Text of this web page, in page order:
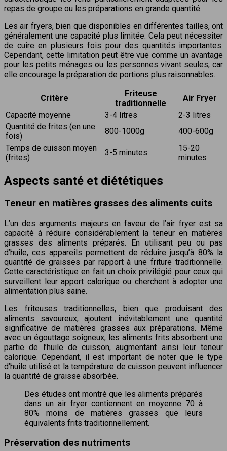
repas de groupe ou les préparations en grande quantité.
Les air fryers, bien que disponibles en différentes tailles, ont
généralement une capacité plus limitée. Cela peut nécessiter
de cuire en plusieurs fois pour des quantités importantes.
Cependant, cette limitation peut être vue comme un avantage
pour les petits ménages ou les personnes vivant seules, car
elle encourage la préparation de portions plus raisonnables.
Critère
Friteuse
traditionnelle
Air Fryer
Capacité moyenne
3-4 litres
2-3 litres
Quantité de frites (en une
fois)
800-1000g
400-600g
Temps de cuisson moyen
(frites)
3-5 minutes
15-20
minutes
Aspects santé et diététiques
Teneur en matières grasses des aliments cuits
L’un des arguments majeurs en faveur de l’air fryer est sa
capacité à réduire considérablement la teneur en matières
grasses des aliments préparés. En utilisant peu ou pas
d’huile, ces appareils permettent de réduire jusqu’à 80% la
quantité de graisses par rapport à une friture traditionnelle.
Cette caractéristique en fait un choix privilégié pour ceux qui
surveillent leur apport calorique ou cherchent à adopter une
alimentation plus saine.
Les friteuses traditionnelles, bien que produisant des
aliments savoureux, ajoutent inévitablement une quantité
significative de matières grasses aux préparations. Même
avec un égouttage soigneux, les aliments frits absorbent une
partie de l’huile de cuisson, augmentant ainsi leur teneur
calorique. Cependant, il est important de noter que le type
d’huile utilisé et la température de cuisson peuvent influencer
la quantité de graisse absorbée.
Des études ont montré que les aliments préparés
dans un air fryer contiennent en moyenne 70 à
80% moins de matières grasses que leurs
équivalents frits traditionnellement.
Préservation des nutriments